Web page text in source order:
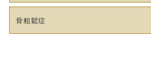
骨粗鬆症